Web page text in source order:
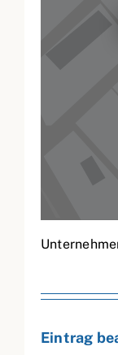
Eintrag